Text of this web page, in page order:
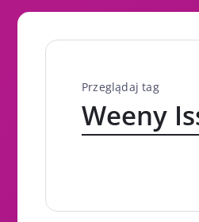
Przeglądaj tag
Weeny